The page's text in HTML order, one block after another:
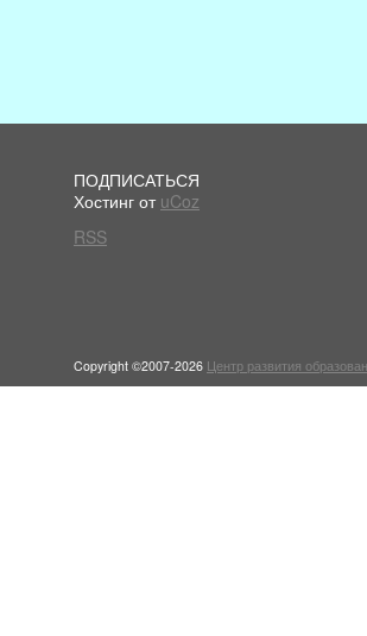
ПОДПИСАТЬСЯ
Хостинг от uCoz
RSS
Copyright ©2007-2026 Центр развития